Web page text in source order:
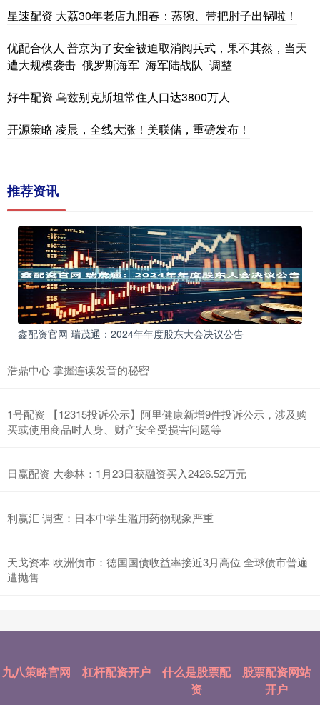
星速配资 大荔30年老店九阳春：蒸碗、带把肘子出锅啦！
优配合伙人 普京为了安全被迫取消阅兵式，果不其然，当天
遭大规模袭击_俄罗斯海军_海军陆战队_调整
好牛配资 乌兹别克斯坦常住人口达3800万人
开源策略 凌晨，全线大涨！美联储，重磅发布！
推荐资讯
鑫配资官网 瑞茂通：2024年年度股东大会决议公告
浩鼎中心 掌握连读发音的秘密
1号配资 【12315投诉公示】阿里健康新增9件投诉公示，涉及购
买或使用商品时人身、财产安全受损害问题等
日赢配资 大参林：1月23日获融资买入2426.52万元
利赢汇 调查：日本中学生滥用药物现象严重
天戈资本 欧洲债市：德国国债收益率接近3月高位 全球债市普遍
遭抛售
九八策略官网 杠杆配资开户
什么是股票配
资
股票配资网站
开户